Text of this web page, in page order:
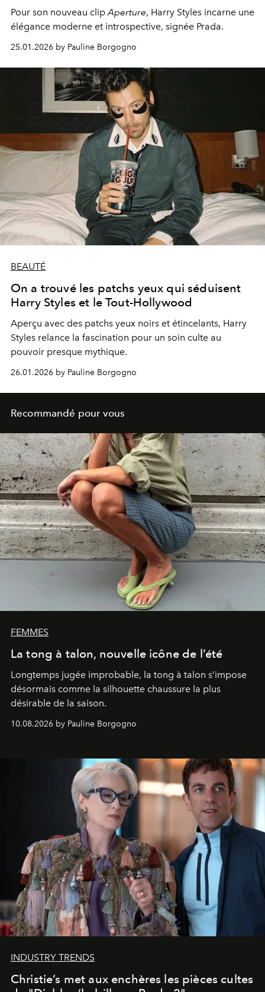
Pour son nouveau clipAperture, Harry Styles incarne une
élégance moderne et introspective, signée Prada.
25.01.2026 by Pauline Borgogno
BEAUTÉ
On a trouvé les patchs yeux qui séduisent
Harry Styles et le Tout-Hollywood
Aperçu avec des patchs yeux noirs et étincelants, Harry
Styles relance la fascination pour un soin culte au
pouvoir presque mythique.
26.01.2026 by Pauline Borgogno
Recommandé pour vous
FEMMES
La tong à talon, nouvelle icône de l’été
Longtemps jugée improbable, la tong à talon s’impose
désormais comme la silhouette chaussure la plus
désirable de la saison.
10.08.2026 by Pauline Borgogno
INDUSTRY TRENDS
Christie’s met aux enchères les pièces cultes